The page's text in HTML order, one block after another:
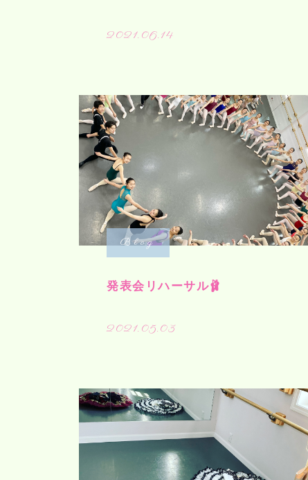
2021.06.14
Blog
発表会リハーサル🩰
2021.05.03